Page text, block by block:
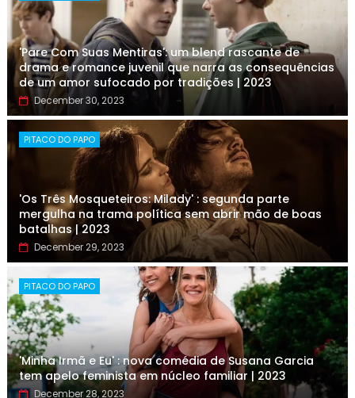
'Pare Com Suas Mentiras': um blend rascante de
drama e romance juvenil que narra as consequências
de um amor sufocado por tradições | 2023
December 30, 2023
PITACO DO PAPO
'Os Três Mosqueteiros: Milady' : segunda parte
mergulha na trama política sem abrir mão de boas
batalhas | 2023
December 29, 2023
PITACO DO PAPO
'Minha Irmã e Eu' : nova comédia de Susana Garcia
tem apelo feminista em núcleo familiar | 2023
December 28, 2023